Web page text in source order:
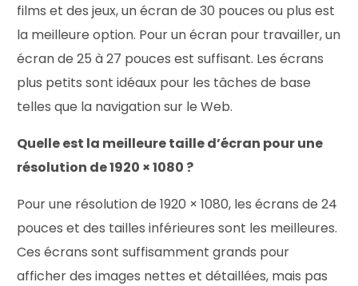
films et des jeux, un écran de 30 pouces ou plus est
la meilleure option. Pour un écran pour travailler, un
écran de 25 à 27 pouces est suffisant. Les écrans
plus petits sont idéaux pour les tâches de base
telles que la navigation sur le Web.
Quelle est la meilleure taille d’écran pour une
résolution de 1920 × 1080 ?
Pour une résolution de 1920 × 1080, les écrans de 24
pouces et des tailles inférieures sont les meilleures.
Ces écrans sont suffisamment grands pour
afficher des images nettes et détaillées, mais pas